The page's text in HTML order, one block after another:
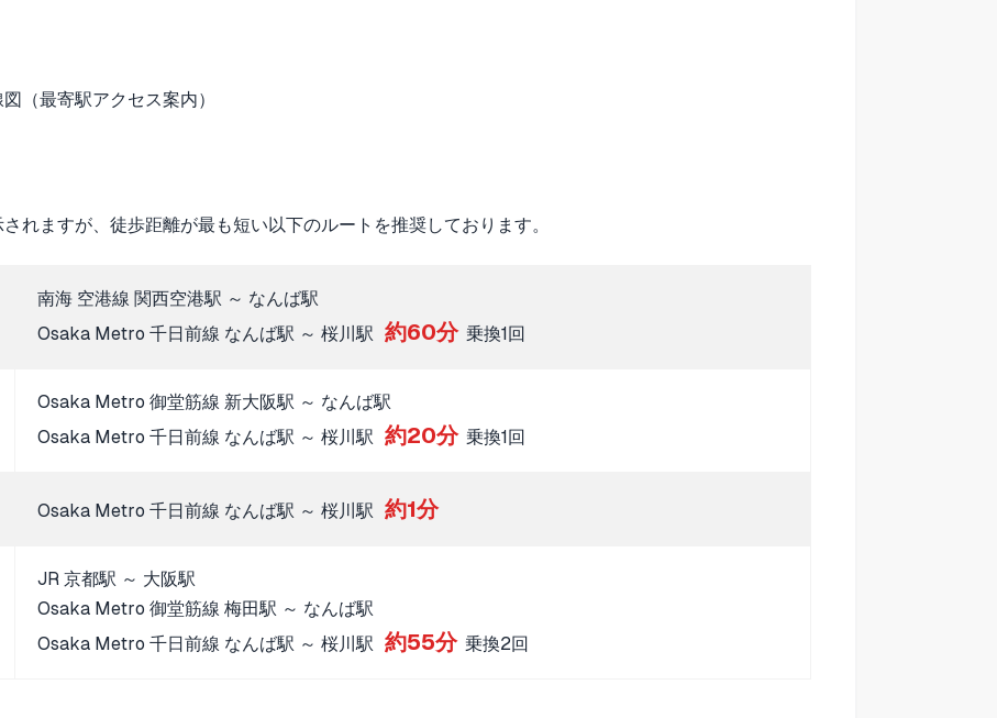
れますが、徒歩距離が最も短い以下のルートを推奨しております。
南海 空港線 関西空港駅 ～ なんば駅
Osaka Metro 千日前線 なんば駅 ～ 桜川駅 約60分 乗換1回
Osaka Metro 御堂筋線 新大阪駅 ～ なんば駅
Osaka Metro 千日前線 なんば駅 ～ 桜川駅 約20分 乗換1回
Osaka Metro 千日前線 なんば駅 ～ 桜川駅 約1分
JR 京都駅 ～ 大阪駅
Osaka Metro 御堂筋線 梅田駅 ～ なんば駅
Osaka Metro 千日前線 なんば駅 ～ 桜川駅 約55分 乗換2回